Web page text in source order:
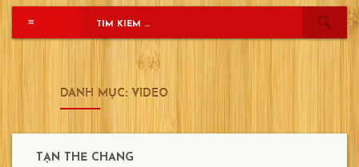
≡
DANH MỤC: VIDEO
TẬN THẾ CHĂNG